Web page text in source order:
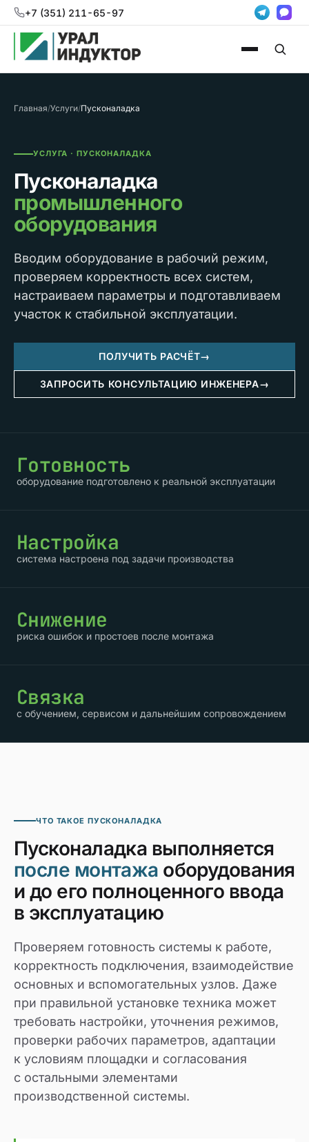
+7 (351) 211-65-97
Главная/Услуги/Пусконаладка
УСЛУГА · ПУСКОНАЛАДКА
Пусконаладка
промышленного
оборудования
Вводим оборудование в рабочий режим,
проверяем корректность всех систем,
настраиваем параметры и подготавливаем
участок к стабильной эксплуатации.
ПОЛУЧИТЬ РАСЧЁТ→
ЗАПРОСИТЬ КОНСУЛЬТАЦИЮ ИНЖЕНЕРА→
Готовность
оборудование подготовлено к реальной эксплуатации
Настройка
система настроена под задачи производства
Снижение
риска ошибок и простоев после монтажа
Связка
с обучением, сервисом и дальнейшим сопровождением
ЧТО ТАКОЕ ПУСКОНАЛАДКА
Пусконаладка выполняется
после монтажа оборудования
и до его полноценного ввода
в эксплуатацию
Проверяем готовность системы к работе,
корректность подключения, взаимодействие
основных и вспомогательных узлов. Даже
при правильной установке техника может
требовать настройки, уточнения режимов,
проверки рабочих параметров, адаптации
к условиям площадки и согласования
с остальными элементами
производственной системы.